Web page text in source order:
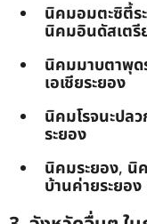
นิคมอมตะซิตี้ร
นิคมอินดัสเตรี
นิคมมาบตาพุด
เอเชียระยอง
นิคมโรจนะปล
ระยอง
นิคมระยอง, นิ
บ้านค่ายระยอง